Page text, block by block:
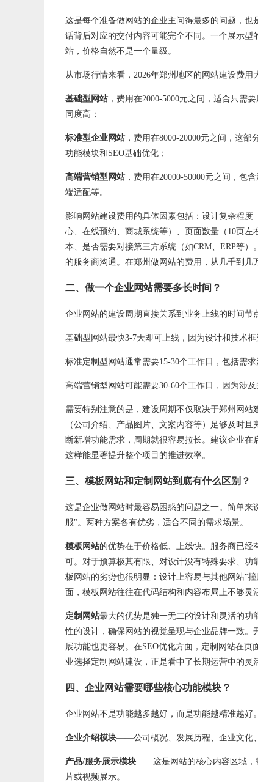
这是每个准备做网站的企业主问得最多的问题，
话背后对应的交付内容可能完全不同。一个展示
站，价格自然不是一个量级。
从市场行情来看，2026年郑州地区的网站建设费用
基础型网站 ，费用在2000-5000元之间，适合只需
同度高；
标准型企业网站 ，费用在8000-20000元之间，这
功能模块和SEO基础优化；
高端营销型网站 ，费用在20000-50000元之间，包
端适配等。
影响网站建设费用的具体因素包括：设计复杂程
心、在线预约、商城系统等）、页面数量（10页
本、是否需要对接第三方系统（如CRM、ERP等
的服务商沟通。在郑州做网站的费用，从几千到几
二、做一个企业网站需要多长时间？
企业网站的建设周期直接关系到业务上线的时间节
基础型网站最快3-7天即可上线，因为设计和技术
标准定制型网站通常需要15-30个工作日，包括需
高端营销型网站可能需要30-60个工作日，因为涉
需要特别注意的是，建设周期不仅取决于郑州网站
（公司介绍、产品图片、文案内容等）足够及时
断新增功能需求，周期就很容易拉长。建议企业在
这样能显著提升整个项目的推进效率。
三、模板网站和定制网站到底有什么区别？
这是企业做网站时最容易困惑的问题之一。简单
服"。两种方案各有优劣，适合不同的需求场景。
模板网站的优势在于价格低、上线快。服务商已经
可。对于预算极其有限、对设计没有特殊要求、
板网站的劣势也很明显：设计上容易与其他网站"
面，模板网站往往在代码结构和内容布局上不够灵
定制网站最大的优势是独一无二的设计和灵活的
性的设计，确保网站的视觉呈现与企业品牌一致
展功能也更容易。在SEO优化方面，定制网站在
业选择定制网站建设，正是看中了长期运营中的灵
四、企业网站需要哪些核心功能模块？
企业网站不是功能越多越好，而是功能越精准越好
企业介绍模块——公司概况、发展历程、企业文化
产品/服务展示模块——这是网站的核心内容区域，
片或视频展示。